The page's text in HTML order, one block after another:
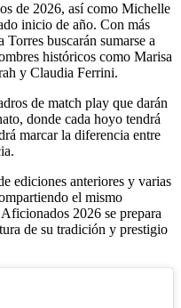
de 2026, así como Michelle
inicio de año. Con más
buscarán sumarse a
históricos como Marisa
y Claudia Ferrini.
de match play que darán
donde cada hoyo tendrá
marcar la diferencia entre
ediciones anteriores y varias
el mismo
2026 se prepara
de su tradición y prestigio